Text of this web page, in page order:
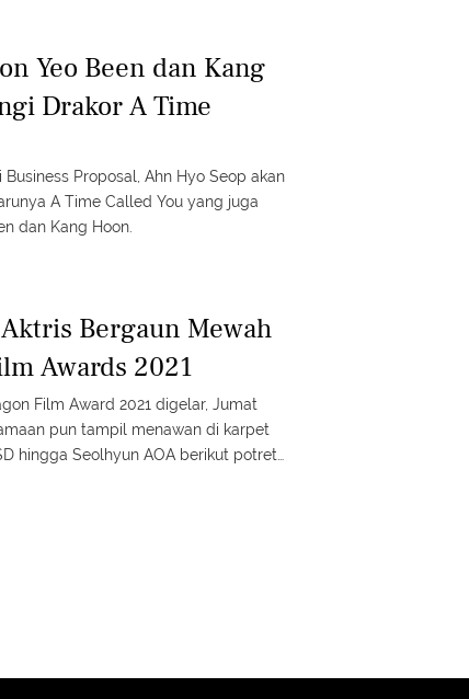
Yeo Been dan Kang
Drakor A Time
Proposal, Ahn Hyo Seop akan
A Time Called You yang juga
dan Kang Hoon.
Bergaun Mewah
Awards 2021
Film Award 2021 digelar, Jumat
pun tampil menawan di karpet
hingga Seolhyun AOA berikut potret